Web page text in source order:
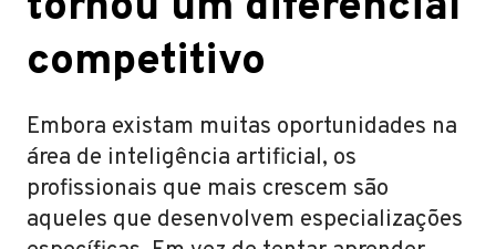
competitivo
Embora existam muitas oportunidades na
área de inteligência artificial, os
profissionais que mais crescem são
aqueles que desenvolvem especializações